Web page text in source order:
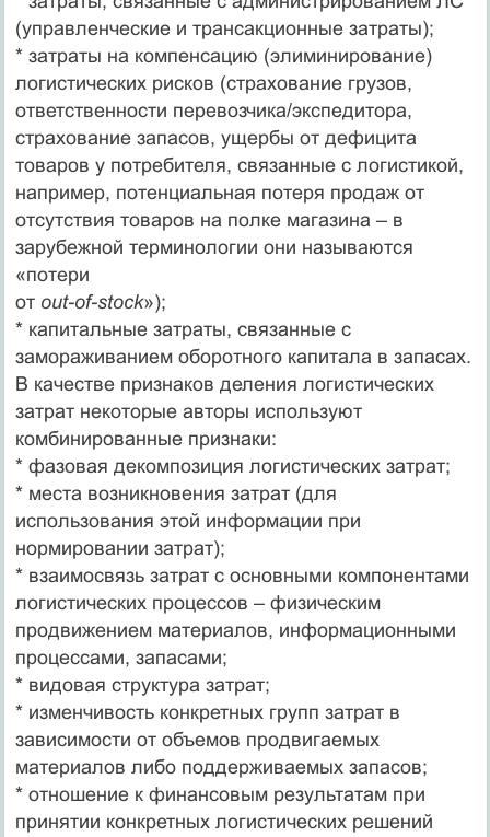
(управленческие и трансакционные затраты);
* затраты на компенсацию (элиминирование)
логистических рисков (страхование грузов,
ответственности перевозчика/экспедитора,
страхование запасов, ущербы от дефицита
товаров у потребителя, связанные с логистикой,
например, потенциальная потеря продаж от
отсутствия товаров на полке магазина – в
зарубежной терминологии они называются
«потери
от out-of-stock»);
* капитальные затраты, связанные с
замораживанием оборотного капитала в запасах.
В качестве признаков деления логистических
затрат некоторые авторы используют
комбинированные признаки:
* фазовая декомпозиция логистических затрат;
* места возникновения затрат (для
использования этой информации при
нормировании затрат);
* взаимосвязь затрат с основными компонентами
логистических процессов – физическим
продвижением материалов, информационными
процессами, запасами;
* видовая структура затрат;
* изменчивость конкретных групп затрат в
зависимости от объемов продвигаемых
материалов либо поддерживаемых запасов;
* отношение к финансовым результатам при
принятии конкретных логистических решений